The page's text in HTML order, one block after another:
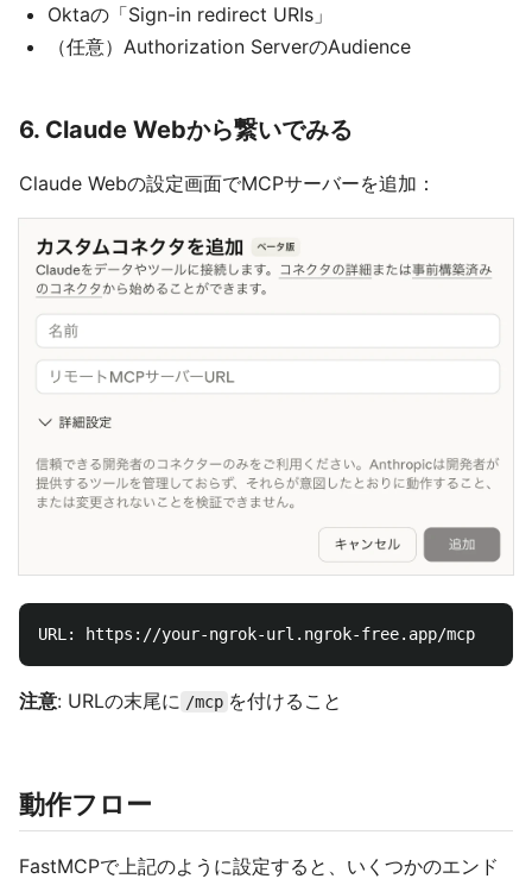
Oktaの「Sign-in redirect URIs」
（任意）Authorization ServerのAudience
6. Claude Webから繋いでみる
Claude Webの設定画面でMCPサーバーを追加：
注意: URLの末尾に /mcp を付けること
動作フロー
FastMCPで上記のように設定すると、いくつかのエンド